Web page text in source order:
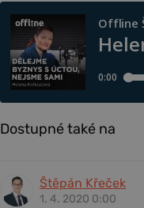
Dostupné také na
Štěpán Křeček
1. 4. 2020 0:00